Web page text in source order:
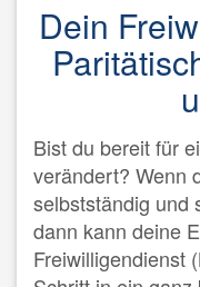
Dein
Bist du bereit für
verändert? Wenn
selbstständig und
dann kann deine
Freiwilligendienst